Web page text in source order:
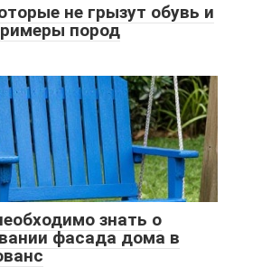
не грызут обувь и
пород
знать о
фасада дома в